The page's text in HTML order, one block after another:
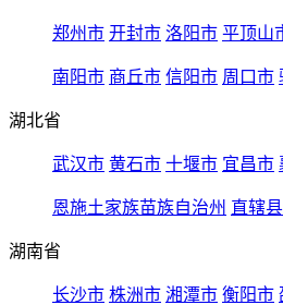
郑州市 开封市 洛阳市 平顶山
南阳市 商丘市 信阳市 周口市
湖北省
武汉市 黄石市 十堰市 宜昌市
恩施土家族苗族自治州 直辖
湖南省
长沙市 株洲市 湘潭市 衡阳市